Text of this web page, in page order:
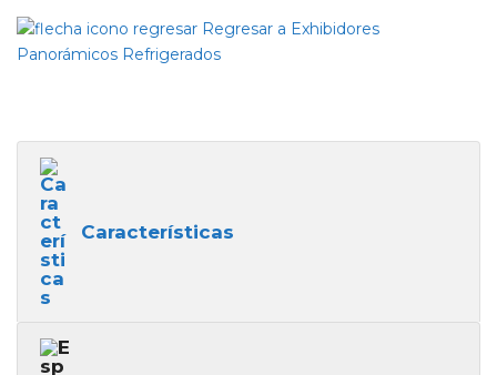
Regresar a Exhibidores
Panorámicos Refrigerados
Características